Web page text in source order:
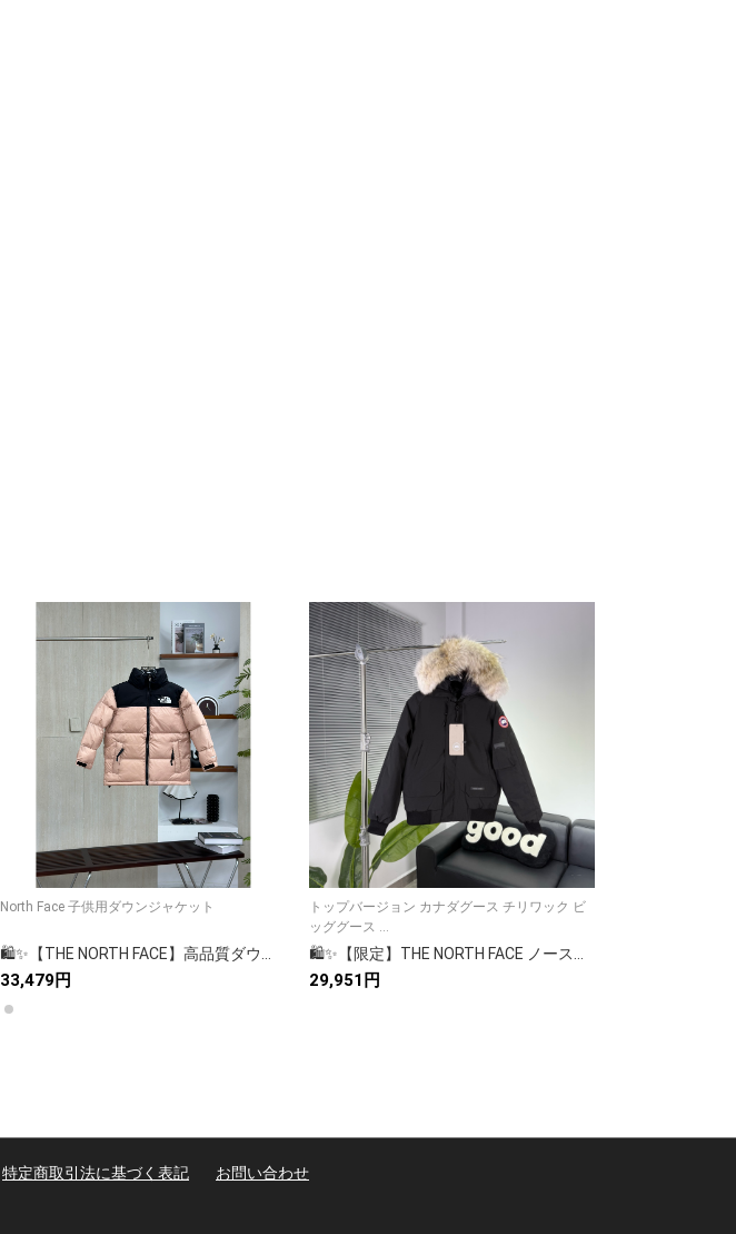
North Face 子供用ダウンジャケット
33,479円
トップバージョン カナダグース チリワック ビ
ッググース ...
29,951円
特定商取引法に基づく表記 お問い合わせ